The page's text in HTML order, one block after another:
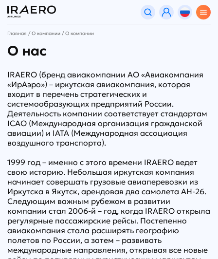
Главная О компании О компании
О нас
IRAERO (бренд авиакомпании АО «Авиакомпания
«ИрАэро») – иркутская авиакомпания, которая
входит в перечень стратегических и
системообразующих предприятий России.
Деятельность компании соответствует стандартам
ICAO (Международная организация гражданской
авиации) и IATA (Международная ассоциация
воздушного транспорта).
1999 год – именно с этого времени IRAERO ведет
свою историю. Небольшая иркутская компания
начинает совершать грузовые авиаперевозки из
Иркутска в Якутск, арендовав два самолета АН-26.
Следующим важным рубежом в развитии
компании стал 2006-й – год, когда IRAERO открыла
регулярные пассажирские рейсы. Постепенно
авиакомпания стала расширять географию
полетов по России, а затем – развивать
международные направления, открывая все новые